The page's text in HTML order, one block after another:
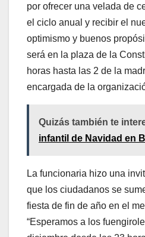
por ofrecer una velada de
el ciclo anual y recibir el
optimismo y buenos
será en la plaza de la
horas hasta las 2 de la
encargada de la
Quizás también te
infantil de Navidad en
La funcionaria hizo una
que los ciudadanos se
fiesta de fin de año en el
“Esperamos a los